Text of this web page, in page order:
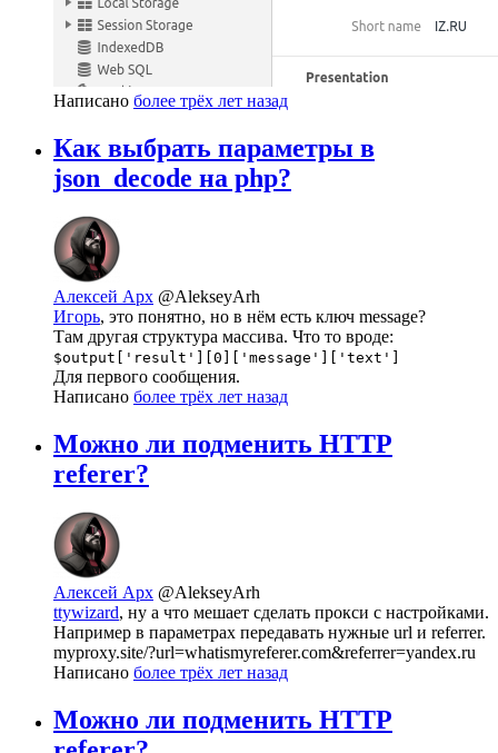
Написано более трёх лет назад
Как выбрать параметры в
json_decode на php?
Алексей Арх @AlekseyArh
Игорь, это понятно, но в нём есть ключ message?
Там другая структура массива. Что то вроде:
$output['result'][0]['message']['text']
Для первого сообщения.
Написано более трёх лет назад
Можно ли подменить HTTP
referer?
Алексей Арх @AlekseyArh
ttywizard, ну а что мешает сделать прокси с настройками.
Например в параметрах передавать нужные url и referrer.
myproxy.site/?url=whatismyreferer.com&referrer=yandex.ru
Написано более трёх лет назад
Можно ли подменить HTTP